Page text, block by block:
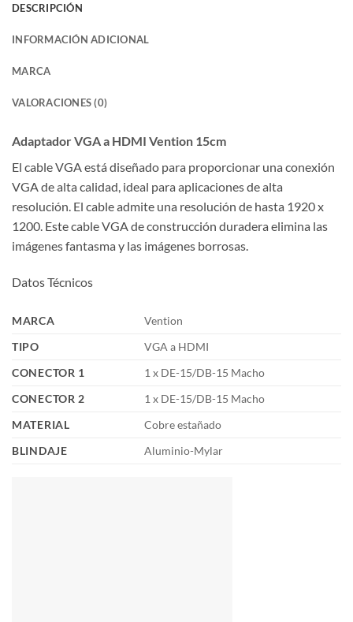
DESCRIPCIÓN
INFORMACIÓN ADICIONAL
MARCA
VALORACIONES (0)
Adaptador VGA a HDMI Vention 15cm
El cable VGA está diseñado para proporcionar una conexión
VGA de alta calidad, ideal para aplicaciones de alta
resolución. El cable admite una resolución de hasta 1920 x
1200. Este cable VGA de construcción duradera elimina las
imágenes fantasma y las imágenes borrosas.
Datos Técnicos
MARCA
Vention
TIPO
VGA a HDMI
CONECTOR 1
1 x DE-15/DB-15 Macho
CONECTOR 2
1 x DE-15/DB-15 Macho
MATERIAL
Cobre estañado
BLINDAJE
Aluminio-Mylar